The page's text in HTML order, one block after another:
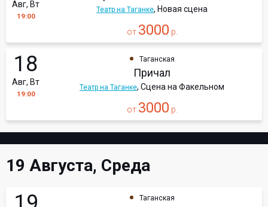
Авг, Вт
19:00
Театр на Таганке, Новая сцена
от 3000 р.
18
Авг, Вт
19:00
Таганская
Причал
Театр на Таганке, Сцена на Факельном
от 3000 р.
19 Августа, Среда
Таганская